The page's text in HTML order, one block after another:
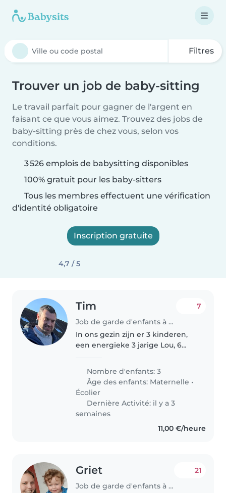
Filtres
Trouver un job de baby-sitting
Le travail parfait pour gagner de l'argent en
faisant ce que vous aimez. Trouvez des jobs de
baby-sitting près de chez vous, selon vos
conditions.
3 526 emplois de babysitting disponibles
100% gratuit pour les baby-sitters
Tous les membres effectuent une vérification
d'identité obligatoire
Inscription gratuite
4,7 / 5
Tim
Job de garde d'enfants à Zottegem
7
In ons gezin zijn er 3 kinderen,
een energieke 3 jarige Lou, 6
gezelschapspelletjes speelt en
een creatieve Lara van 8jaar, die
graag knutselt en graag buiten..
Nombre d'enfants: 3
Âge des enfants: Maternelle •
Écolier
Dernière Activité: il y a 3
semaines
11,00 €/heure
Griet
Job de garde d'enfants à Zulte
21